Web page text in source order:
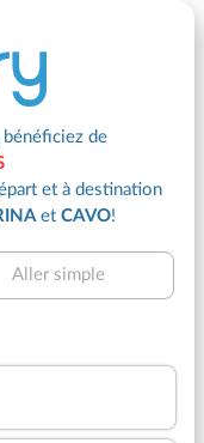
de
et à destination
et CAVO!
Aller simple